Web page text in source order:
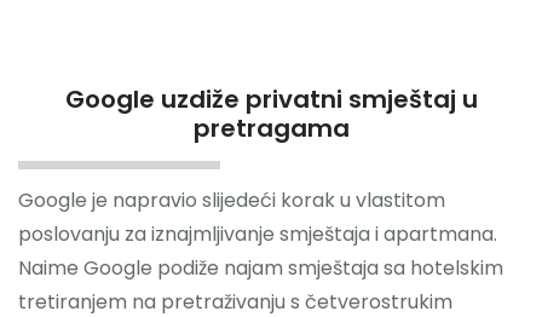
Hotelski Ekosistem
Rješenja
Tehnologija Za
Cijene
Google uzdiže privatni smještaj u
pretragama
Google je napravio slijedeći korak u vlastitom
poslovanju za iznajmljivanje smještaja i apartmana.
Naime Google podiže najam smještaja sa hotelskim
tretiranjem na pretraživanju s četverostrukim